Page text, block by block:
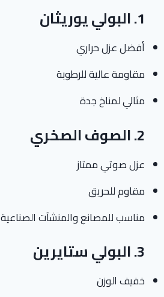
1. البولي يوريثان
أفضل عزل حراري
مقاومة عالية للرطوبة
مثالي لمناخ جدة
2. الصوف الصخري
عزل صوتي ممتاز
مقاوم للحريق
مناسب للمصانع والمنشآت الصناعية
3. البولي ستايرين
خفيف الوزن